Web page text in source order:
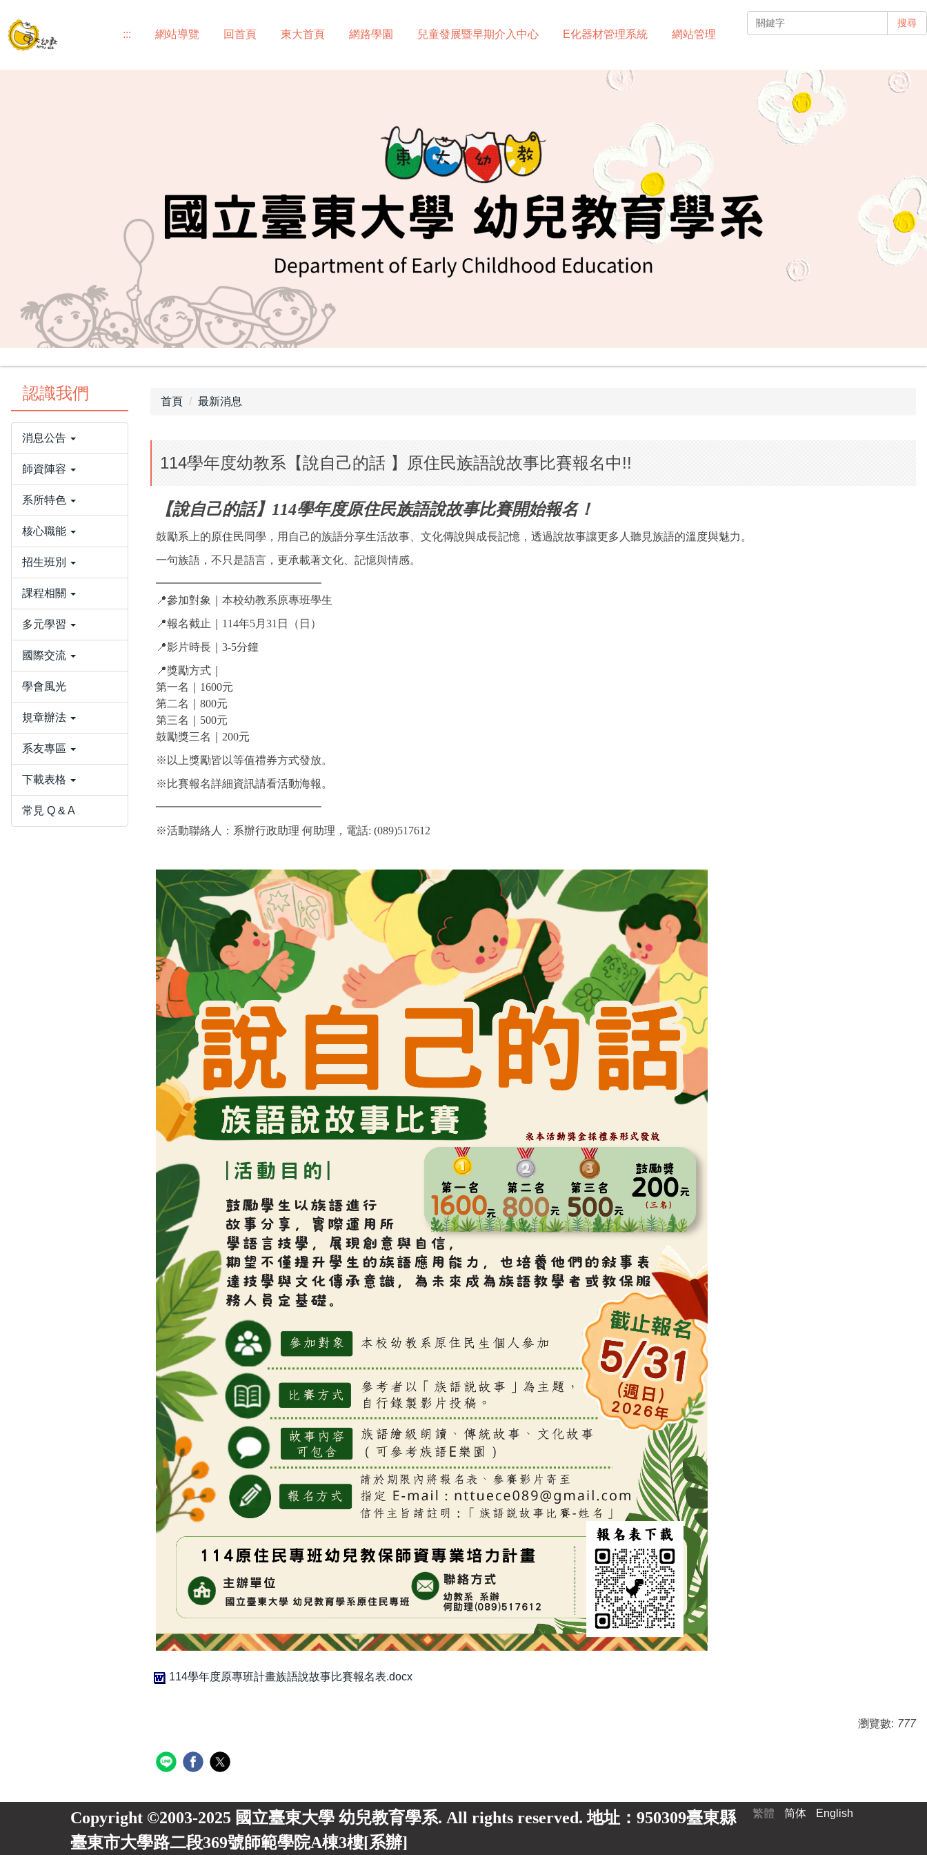
到
主
搜尋
::: 網站導覽 回首頁 東大首頁 網路學園 兒童發展暨早期介入中心 E化器材管理系統 網站管理
認識我們
消息公告
師資陣容
系所特色
核心職能
招生班別
課程相關
多元學習
國際交流
學會風光
規章辦法
系友專區
下載表格
常見 Q & A
首頁 最新消息
114學年度幼教系【說自己的話 】原住民族語說故事比賽報名中!!
【說自己的話】114學年度原住民族語說故事比賽開始報名！
鼓勵系上的原住民同學，用自己的族語分享生活故事、文化傳說與成長記憶，透過說故事讓更多人聽見族語的溫度與魅力。
一句族語，不只是語言，更承載著文化、記憶與情感。
━━━━━━━━━━━━━━━
📍參加對象｜本校幼教系原專班學生
📍報名截止｜114年5月31日（日）
📍影片時長｜3-5分鐘
📍獎勵方式｜
第一名｜1600元
第二名｜800元
第三名｜500元
鼓勵獎三名｜200元
※以上獎勵皆以等值禮券方式發放。
※比賽報名詳細資訊請看活動海報。
━━━━━━━━━━━━━━━
※活動聯絡人：系辦行政助理 何助理，電話: (089)517612
114學年度原專班計畫族語說故事比賽報名表.docx
瀏覽數: 777
繁體 简体 English
Copyright ©2003-2025 國立臺東大學 幼兒教育學系. All rights reserved. 地址：950309臺東縣
臺東市大學路二段369號師範學院A棟3樓[系辦]